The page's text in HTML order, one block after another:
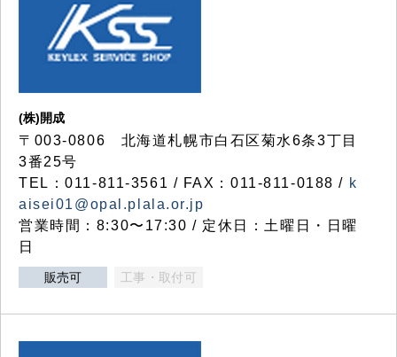
(株)開成
〒003-0806 北海道札幌市白石区菊水6条3丁目
3番25号
TEL：011-811-3561 / FAX：011-811-0188 / k
aisei01@opal.plala.or.jp
営業時間：8:30〜17:30 / 定休日：土曜日・日曜
日
販売可 工事・取付可